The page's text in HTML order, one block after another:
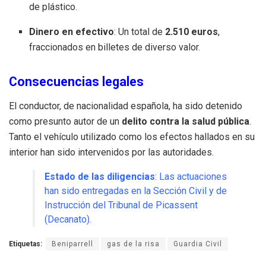
de plástico.
Dinero en efectivo: Un total de 2.510 euros,
fraccionados en billetes de diverso valor.
Consecuencias legales
El conductor, de nacionalidad española, ha sido detenido
como presunto autor de un delito contra la salud pública.
Tanto el vehículo utilizado como los efectos hallados en su
interior han sido intervenidos por las autoridades.
Estado de las diligencias: Las actuaciones
han sido entregadas en la Sección Civil y de
Instrucción del Tribunal de Picassent
(Decanato).
Etiquetas: Beniparrell gas de la risa Guardia Civil